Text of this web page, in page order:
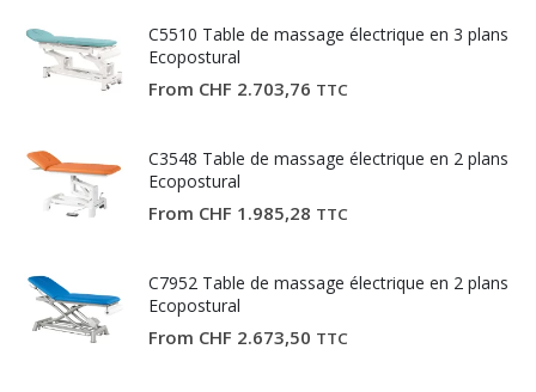
C5510 Table de massage électrique en 3 plans
Ecopostural
From CHF 2.703,76 TTC
C3548 Table de massage électrique en 2 plans
Ecopostural
From CHF 1.985,28 TTC
C7952 Table de massage électrique en 2 plans
Ecopostural
From CHF 2.673,50 TTC